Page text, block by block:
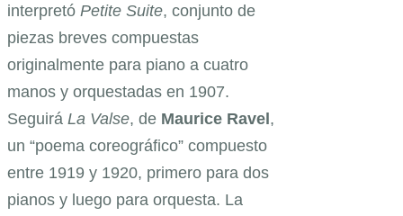
interpretó Petite Suite, conjunto de
piezas breves compuestas
originalmente para piano a cuatro
manos y orquestadas en 1907.
Seguirá La Valse, de Maurice Ravel,
un “poema coreográfico” compuesto
entre 1919 y 1920, primero para dos
pianos y luego para orquesta. La